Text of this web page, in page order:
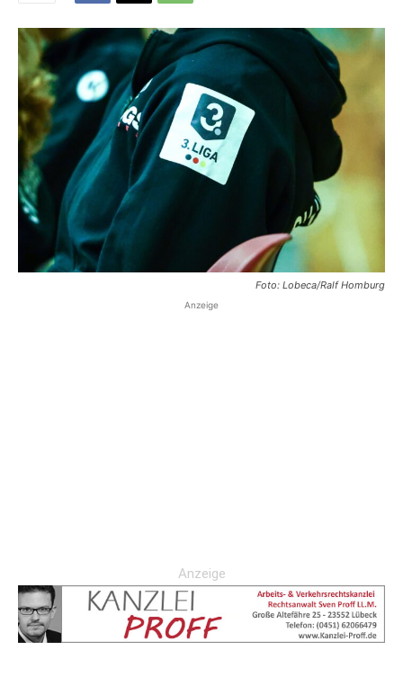
Foto: Lobeca/Ralf Homburg
Anzeige
Anzeige